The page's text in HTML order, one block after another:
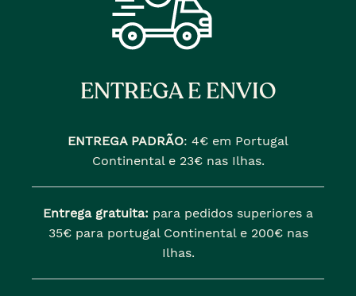
ENTREGA E ENVIO
ENTREGA PADRÃO: 4€ em Portugal
Continental e 23€ nas Ilhas.
Entrega gratuita: para pedidos superiores a
35€ para portugal Continental e 200€ nas
Ilhas.